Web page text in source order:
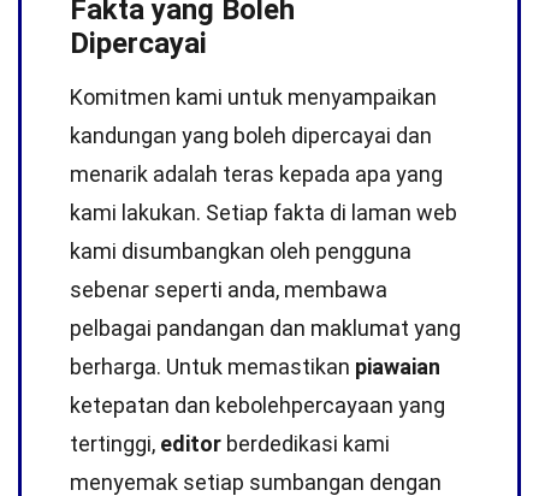
Fakta yang Boleh
Dipercayai
Komitmen kami untuk menyampaikan
kandungan yang boleh dipercayai dan
menarik adalah teras kepada apa yang
kami lakukan. Setiap fakta di laman web
kami disumbangkan oleh pengguna
sebenar seperti anda, membawa
pelbagai pandangan dan maklumat yang
berharga. Untuk memastikan piawaian
ketepatan dan kebolehpercayaan yang
tertinggi, editor berdedikasi kami
menyemak setiap sumbangan dengan